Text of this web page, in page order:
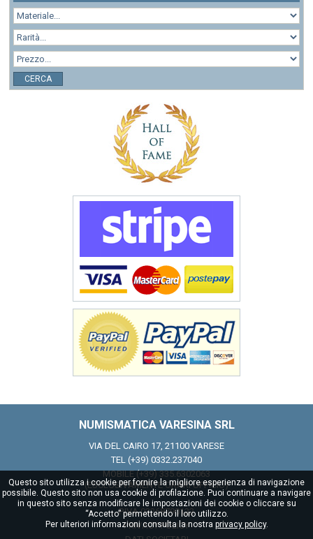
Questo sito utilizza i cookie per fornire la migliore esperienza di navigazione
possibile. Questo sito non usa cookie di profilazione. Puoi continuare a navigare
in questo sito senza modificare le impostazioni dei cookie o cliccare su
“Accetto” permettendo il loro utilizzo.
Per ulteriori informazioni consulta la nostra privacy policy.
CERCA
NUMISMATICA VARESINA SRL
VIA DEL CAIRO 17, 21100 VARESE
TEL (+39) 0332.237040
MOBILE (+39) 335.6302063
(ESCLUSIVAMENTE ORARI UFFICIO)
P.IVA 03268790122
PRIVACY POLICY